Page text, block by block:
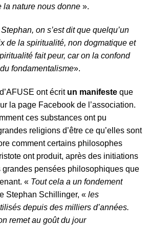
la nature nous donne ».
on s’est dit que quelqu’un
de la spiritualité, non dogmatique et
fait peur, car on la confond
fondamentalisme».
ont écrit un manifeste que
la page Facebook de l’association.
ces substances ont pu
religions d’être ce qu’elles sont
comment certains philosophes
ont produit, après des initiations
pensées philosophiques que
« Tout cela a un fondement
Stephan Schillinger, « les
depuis des milliers d’années.
remet au goût du jour